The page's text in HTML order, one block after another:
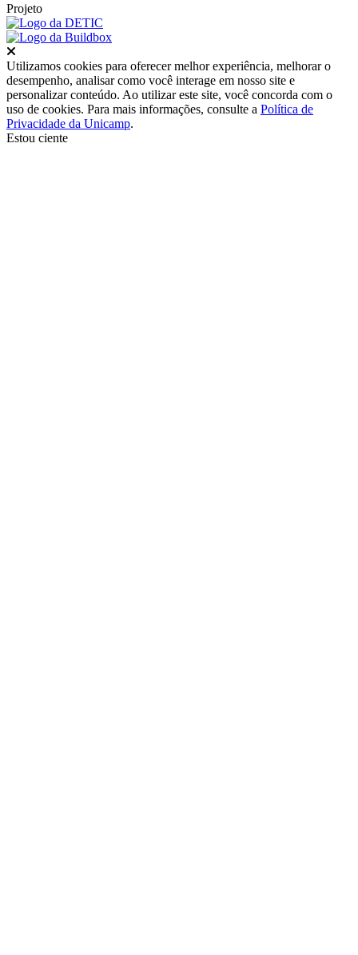
Projeto
Utilizamos cookies para oferecer melhor experiência, melhorar o
desempenho, analisar como você interage em nosso site e
personalizar conteúdo. Ao utilizar este site, você concorda com o
uso de cookies. Para mais informações, consulte a Política de
Privacidade da Unicamp.
Estou ciente